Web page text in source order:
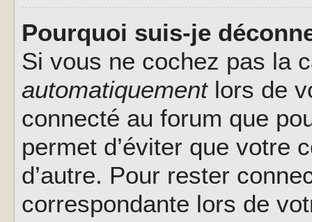
Pourquoi suis-je
Si vous ne cochez pas la
automatiquementlors de
connecté au forum que
permet d’éviter que votre
d’autre. Pour rester
correspondante lors de